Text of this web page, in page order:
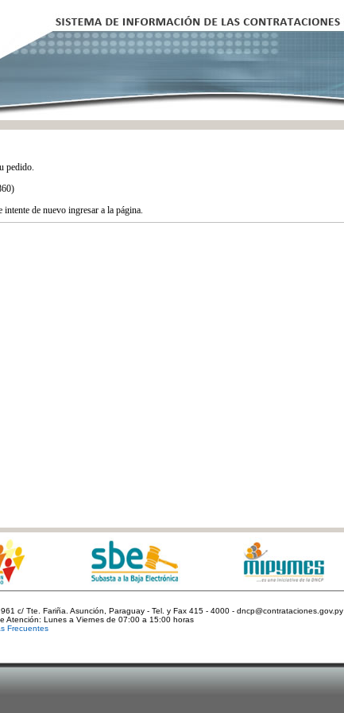
pedido.
de nuevo ingresar a la página.
c/ Tte. Fariña. Asunción, Paraguay - Tel. y Fax 415 - 4000 - dncp@contrataciones.gov.py
Atención: Lunes a Viernes de 07:00 a 15:00 horas
Frecuentes